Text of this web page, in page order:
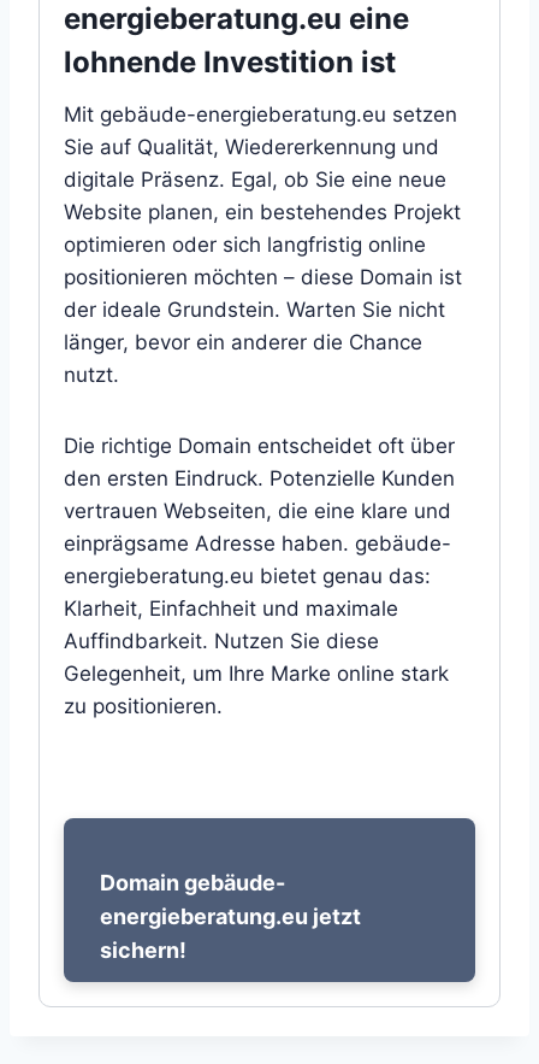
energieberatung.eu eine
lohnende Investition ist
Mit gebäude-energieberatung.eu setzen
Sie auf Qualität, Wiedererkennung und
digitale Präsenz. Egal, ob Sie eine neue
Website planen, ein bestehendes Projekt
optimieren oder sich langfristig online
positionieren möchten – diese Domain ist
der ideale Grundstein. Warten Sie nicht
länger, bevor ein anderer die Chance
nutzt.
Die richtige Domain entscheidet oft über
den ersten Eindruck. Potenzielle Kunden
vertrauen Webseiten, die eine klare und
einprägsame Adresse haben. gebäude-
energieberatung.eu bietet genau das:
Klarheit, Einfachheit und maximale
Auffindbarkeit. Nutzen Sie diese
Gelegenheit, um Ihre Marke online stark
zu positionieren.
Domain gebäude-
energieberatung.eu jetzt
sichern!